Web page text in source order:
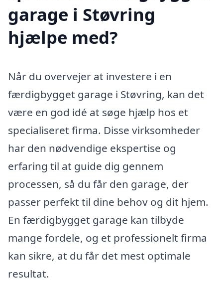
garage i Støvring
hjælpe med?
Når du overvejer at investere i en
færdigbygget garage i Støvring, kan det
være en god idé at søge hjælp hos et
specialiseret firma. Disse virksomheder
har den nødvendige ekspertise og
erfaring til at guide dig gennem
processen, så du får den garage, der
passer perfekt til dine behov og dit hjem.
En færdigbygget garage kan tilbyde
mange fordele, og et professionelt firma
kan sikre, at du får det mest optimale
resultat.